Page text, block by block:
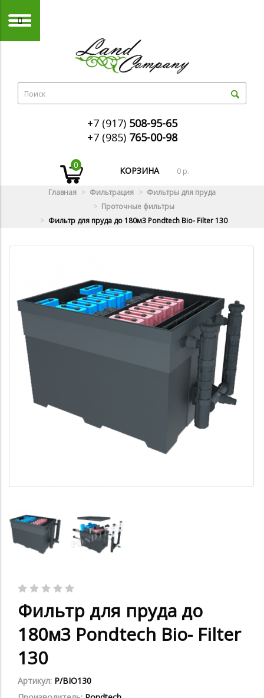
+7 (917) 508-95-65
+7 (985) 765-00-98
0
КОРЗИНА 0 р.
Главная Фильтрация
Фильтры для пруда
Проточные фильтры
Фильтр для пруда до 180м3 Pondtech Bio- Filter 130
Фильтр для пруда до
180м3 Pondtech Bio- Filter
130
Артикул: P/BIO130